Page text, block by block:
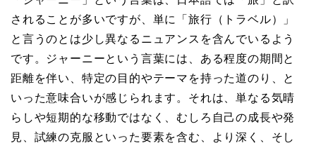
されることが多いですが、単に「旅行（トラベル）」
と言うのとは少し異なるニュアンスを含んでいるよう
です。ジャーニーという言葉には、ある程度の期間と
距離を伴い、特定の目的やテーマを持った道のり、と
いった意味合いが感じられます。それは、単なる気晴
らしや短期的な移動ではなく、むしろ自己の成長や発
見、試練の克服といった要素を含む、より深く、そし